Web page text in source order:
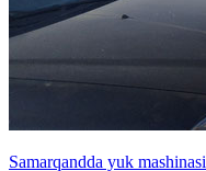
Samarqandda yuk